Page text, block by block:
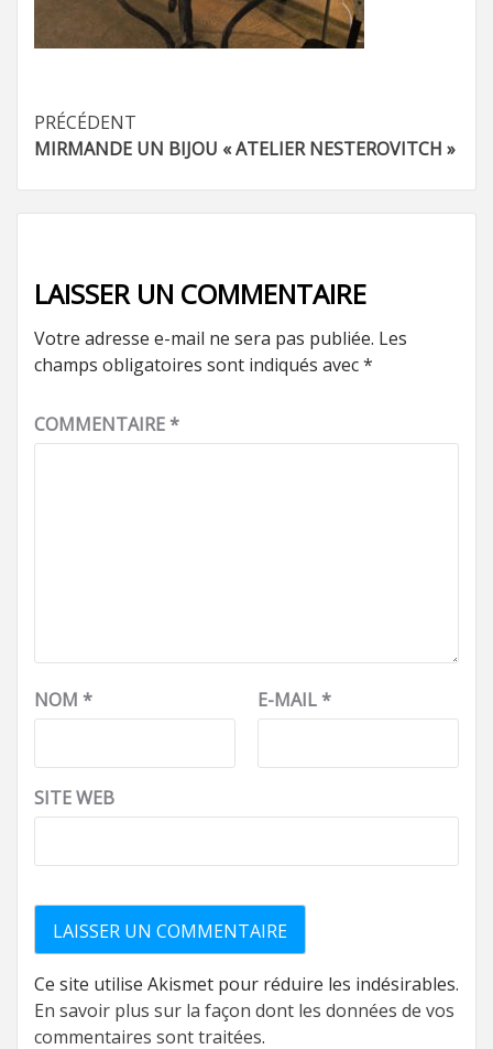
Navigation
d’article
PRÉCÉDENT
MIRMANDE UN BIJOU « ATELIER NESTEROVITCH »
LAISSER UN COMMENTAIRE
Votre adresse e-mail ne sera pas publiée. Les
champs obligatoires sont indiqués avec*
COMMENTAIRE*
NOM * E-MAIL*
SITE WEB
Ce site utilise Akismet pour réduire les indésirables.
En savoir plus sur la façon dont les données de vos
commentaires sont traitées.